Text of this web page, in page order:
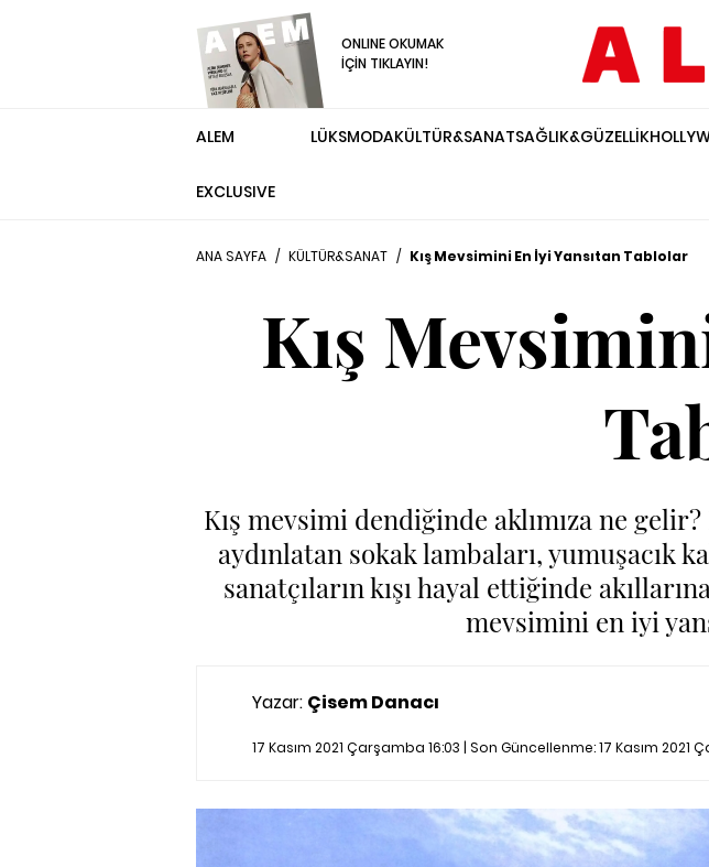
ONLINE OKUMAK
İÇİN TIKLAYIN!
ALEM
EXCLUSIVE
LÜKSMODAKÜLTÜR&SANATSAĞLIK&GÜZELLİK
ANA SAYFA / KÜLTÜR&SANAT / Kış Mevsimini En İyi Yansıtan Tablolar
Kış
Kış mevsimi dendiğinde aklımıza ne gelir?
aydınlatan sokak lambaları, yumuşacık
sanatçıların kışı hayal ettiğinde
mevsimini en iyi
Yazar: Çisem Danacı
17 Kasım 2021 Çarşamba 16:03 | Son Güncellenme:17 Kasım 2021